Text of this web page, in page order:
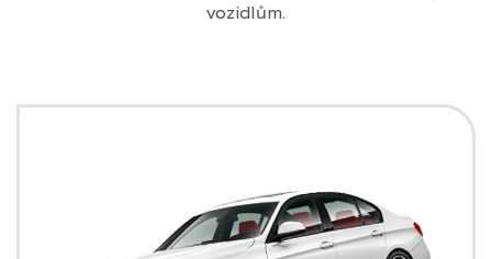
vozidlům.